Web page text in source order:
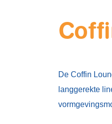
De Coffin
langgerekte